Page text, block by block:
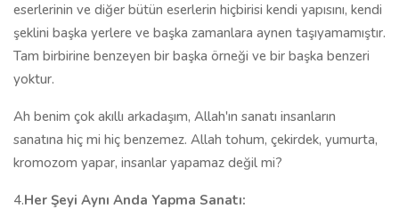
eserlerinin ve diğer bütün eserlerin hiçbirisi kendi yapısını, kendi
şeklini başka yerlere ve başka zamanlara aynen taşıyamamıştır.
Tam birbirine benzeyen bir başka örneği ve bir başka benzeri
yoktur.
Ah benim çok akıllı arkadaşım, Allah'ın sanatı insanların
sanatına hiç mi hiç benzemez. Allah tohum, çekirdek, yumurta,
kromozom yapar, insanlar yapamaz değil mi?
4.Her Şeyi Aynı Anda Yapma Sanatı: